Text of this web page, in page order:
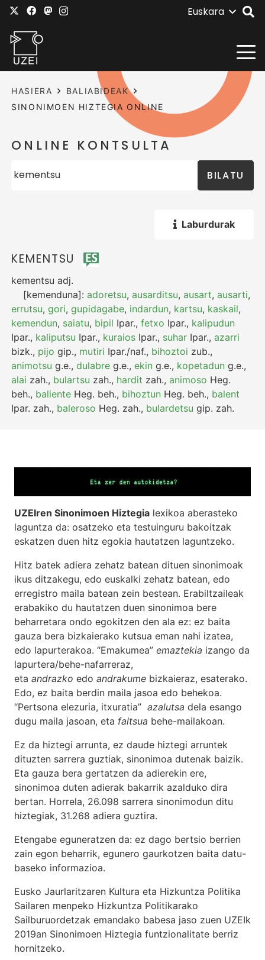
Euskara
HASIERA
BALIABIDEAK
SINONIMOEN HIZTEGIA ONLINE
ONLINE KONTSULTA
BILATU
Laburdurak
KEMENTSU
kementsu adj.
[kemenduna]:adoretsu,ausarditsu,ausart,ausarti,
errutsu,gori,gupidagabe, indardun, kartsu, kaskail,
kemendun, saiatu, bipil Ipar.,fetxo Ipar., kalipudun
Ipar., kaliputsu Ipar., kuraios Ipar., suhar Ipar.,azarri
bizk., pijo gip., mutiri Ipar./naf., bihoztoi zub.,
animotsu g.e.,dulabre g.e.,ekin g.e., kopetadun g.e.,
alai zah., bulartsu zah., hardit zah.,animoso Heg.
beh., baliente Heg. beh., bihoztun Heg. beh., balent
Ipar. zah., baleroso Heg. zah., bulardetsu gip. zah.
UZEIren Sinonimoen Hiztegia lexikoa aberasteko
laguntza da: osatzeko eta testuinguru bakoitzak
eskatzen duen hitz egokia hautatzen laguntzeko.
Hitz batek adiera zehatz batean dituen sinonimoak
ikus ditzakegu, edo euskalki zehatz batean, edo
erregistro maila batean zein bestean. Erabiltzaileak
erabakiko du hautatzen duen sinonimoa bere
beharretara ondo egokitzen den ala ez: ez baita
gauza bera bizkaierako kutsua eman nahi izatea,
edo lapurterakoa. “Emakumea” emaztekia izango da
lapurtera/behe-nafarreraz,
eta andrazko edo andrakume bizkaieraz, esaterako.
Edo, ez baita berdin maila jasoa edo behekoa.
“Pertsona elezuria, itxuratia” azalutsa dela esango
dugu maila jasoan, eta faltsua behe-mailakoan.
Ez da hiztegi arrunta, ez daude hiztegi arruntek
dituzten sarrera guztiak, sinonimoa dutenak baizik.
Eta gauza bera gertatzen da adierekin ere,
sinonimoa duten adierak bakarrik azalduko dira
bertan. Horrela, 26.098 sarrera sinonimodun ditu
hiztegiak, 31.268 adiera guztira.
Etengabe eguneratzen da: ez dago bertsio berrien
zain egon beharrik, egunero gaurkotzen baita datu-
baseko informazioa.
Eusko Jaurlaritzaren Kultura eta Hizkuntza Politika
Sailaren menpeko Hizkuntza Politikarako
Sailburuordetzak emandako babesa jaso zuen UZEIk
2019an Sinonimoen Hiztegia funtzionalitate berriz
hornitzeko.